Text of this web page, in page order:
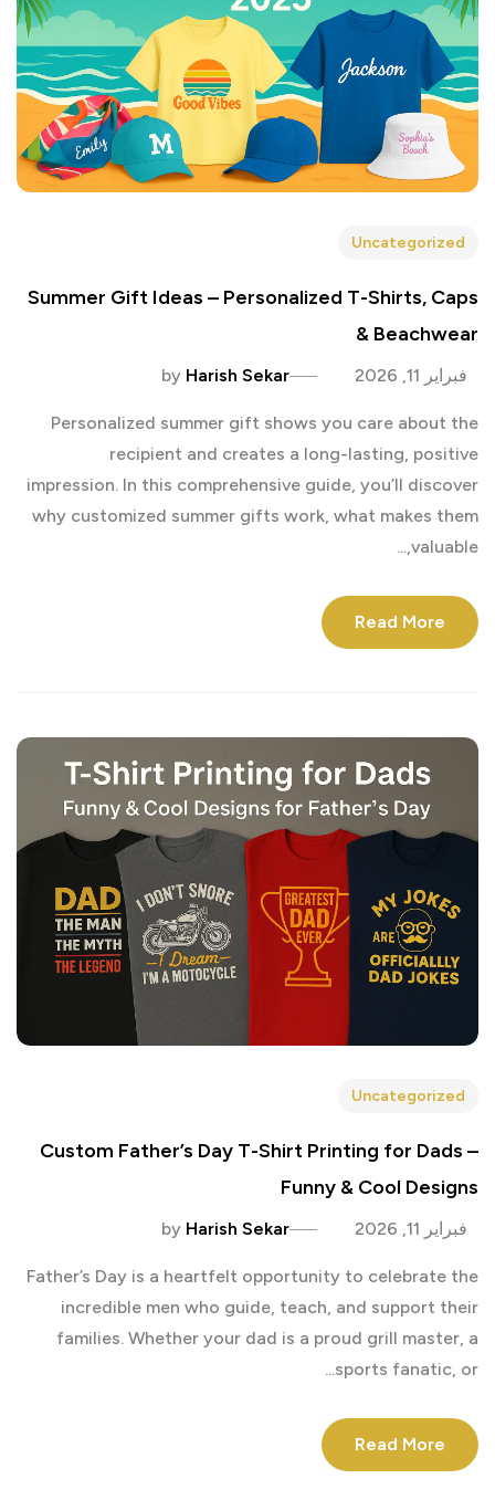
Uncategorized
Summer Gift Ideas – Personalized T-Shirts, Caps
& Beachwear
فبراير 11, 2026 by Harish Sekar
Personalized summer gift shows you care about the
recipient and creates a long-lasting, positive
impression. In this comprehensive guide, you’ll discover
why customized summer gifts work, what makes them
valuable,...
Read More
Uncategorized
Custom Father’s Day T-Shirt Printing for Dads –
Funny & Cool Designs
فبراير 11, 2026 by Harish Sekar
Father’s Day is a heartfelt opportunity to celebrate the
incredible men who guide, teach, and support their
families. Whether your dad is a proud grill master, a
sports fanatic, or...
Read More